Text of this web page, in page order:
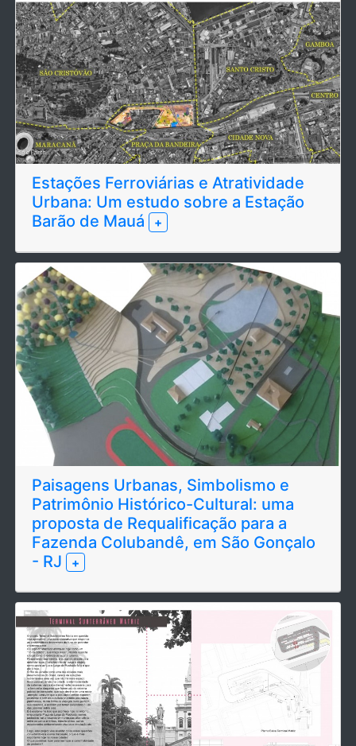
Estações Ferroviárias e Atratividade
Urbana: Um estudo sobre a Estação
Barão de Mauá
+
Paisagens Urbanas, Simbolismo e
Patrimônio Histórico-Cultural: uma
proposta de Requalificação para a
Fazenda Colubandê, em São Gonçalo
- RJ
+